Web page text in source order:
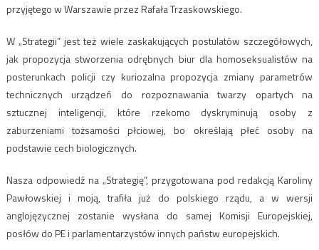
przyjętego w Warszawie przez Rafała Trzaskowskiego.
W „Strategii” jest też wiele zaskakujących postulatów szczegółowych,
jak propozycja stworzenia odrębnych biur dla homoseksualistów na
posterunkach policji czy kuriozalna propozycja zmiany parametrów
technicznych urządzeń do rozpoznawania twarzy opartych na
sztucznej inteligencji, które rzekomo dyskryminują osoby z
zaburzeniami tożsamości płciowej, bo określają płeć osoby na
podstawie cech biologicznych.
Nasza odpowiedź na „Strategię”, przygotowana pod redakcją Karoliny
Pawłowskiej i moją, trafiła już do polskiego rządu, a w wersji
anglojęzycznej zostanie wysłana do samej Komisji Europejskiej,
posłów do PE i parlamentarzystów innych państw europejskich.